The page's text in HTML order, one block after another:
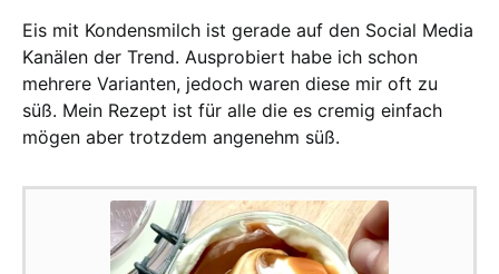
Eis mit Kondensmilch ist gerade auf den Social Media
Kanälen der Trend. Ausprobiert habe ich schon
mehrere Varianten, jedoch waren diese mir oft zu
süß. Mein Rezept ist für alle die es cremig einfach
mögen aber trotzdem angenehm süß.